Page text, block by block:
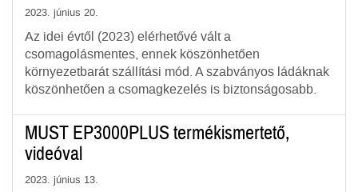
2023. június 20.
Az idei évtől (2023) elérhetővé vált a
csomagolásmentes, ennek köszönhetően
környezetbarát szállítási mód. A szabványos ládáknak
köszönhetően a csomagkezelés is biztonságosabb.
MUST EP3000PLUS termékismertető,
videóval
2023. június 13.